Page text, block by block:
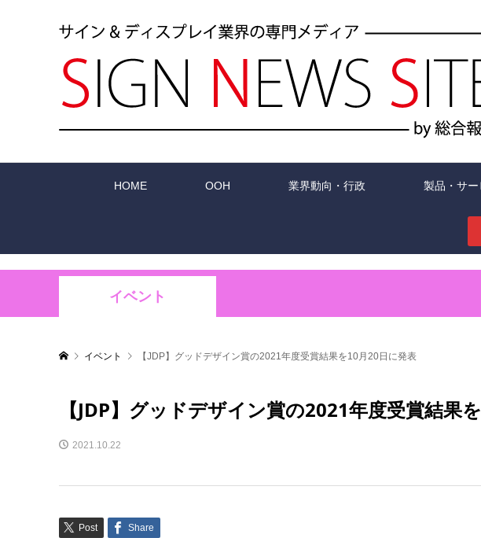
HOME OOH 業界動向・行政 製品・サー
イベント
イベント 【JDP】グッドデザイン賞の2021年度受賞結果を10月20日に発表
【JDP】グッドデザイン賞の2021年度受賞結果
2021.10.22
Post Share